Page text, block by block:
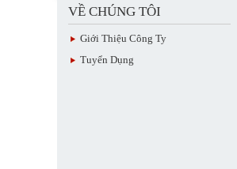
VỀ CHÚNG TÔI
Giới Thiệu Công Ty
Tuyển Dụng